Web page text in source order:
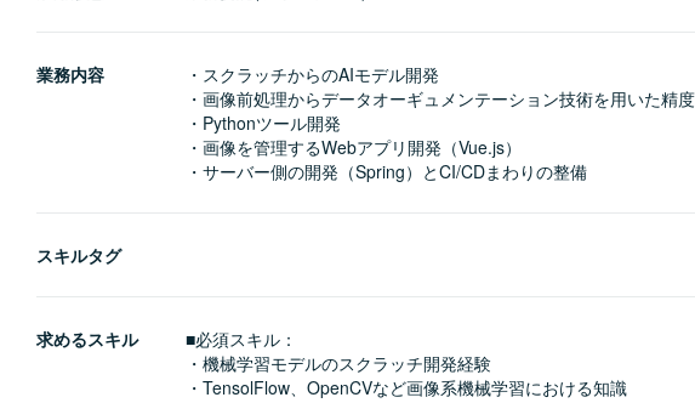
業務内容
・スクラッチからのAIモデル開発
・画像前処理からデータオーギュメンテーション技術を用いた精
・Pythonツール開発
・画像を管理するWebアプリ開発（Vue.js）
・サーバー側の開発（Spring）とCI/CDまわりの整備
スキルタグ
求めるスキル
■必須スキル：
・機械学習モデルのスクラッチ開発経験
・TensolFlow、OpenCVなど画像系機械学習における知識